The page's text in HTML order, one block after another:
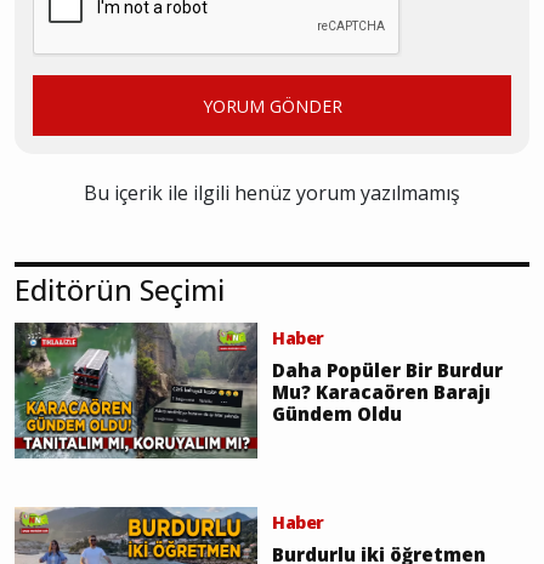
YORUM GÖNDER
Bu içerik ile ilgili henüz yorum yazılmamış
Editörün Seçimi
Haber
Daha Popüler Bir Burdur
Mu? Karacaören Barajı
Gündem Oldu
Haber
Burdurlu iki öğretmen